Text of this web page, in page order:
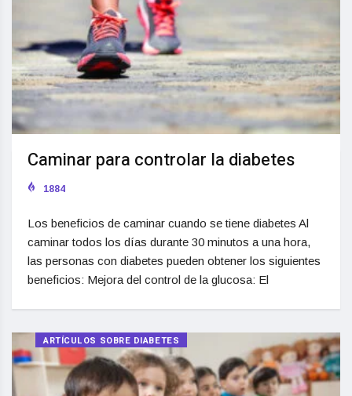
Caminar para controlar la diabetes
1884
Los beneficios de caminar cuando se tiene diabetes Al
caminar todos los días durante 30 minutos a una hora,
las personas con diabetes pueden obtener los siguientes
beneficios: Mejora del control de la glucosa: El
ARTÍCULOS SOBRE DIABETES